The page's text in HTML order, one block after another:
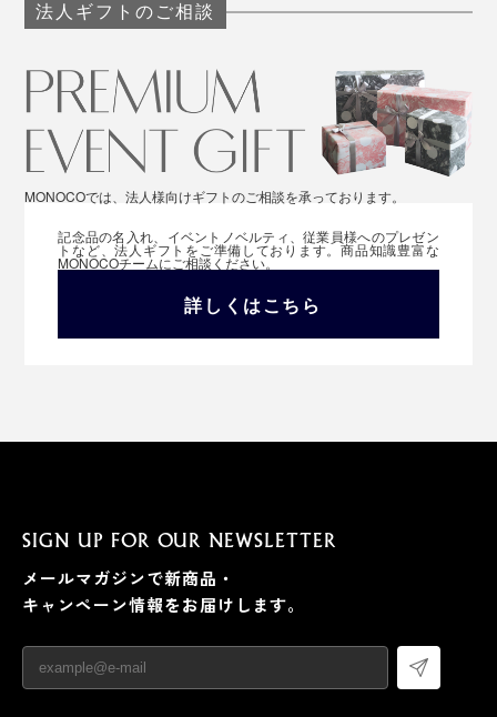
法人ギフトのご相談
MONOCOでは、法人様向けギフトのご相談を承っております。
記念品の名入れ、イベントノベルティ、従業員様へのプレゼン
トなど、法人ギフトをご準備しております。商品知識豊富な
MONOCOチームにご相談ください。
詳しくはこちら
SIGN UP FOR OUR NEWSLETTER
メールマガジンで新商品・
キャンペーン情報をお届けします。